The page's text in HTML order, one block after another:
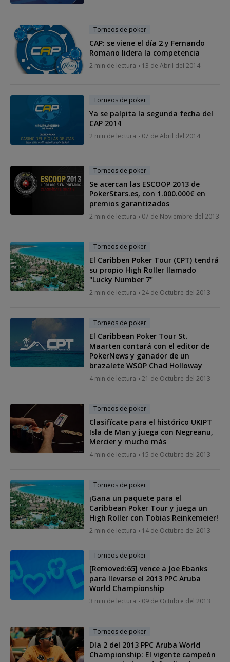
Torneos de poker
CAP: se viene el día 2 y Fernando
Romano lidera la competencia
2 min de lectura 13 de Abril del 2014
Torneos de poker
Ya se palpita la segunda fecha del
CAP 2014
2 min de lectura 07 de Abril del 2014
Torneos de poker
Se acercan las ESCOOP 2013 de
PokerStars.es, con 1.000.000€ en
premios garantizados
2 min de lectura 07 de Noviembre del 2013
Torneos de poker
El Caribben Poker Tour (CPT) tendrá
su propio High Roller llamado
"Lucky Number 7"
2 min de lectura 24 de Octubre del 2013
Torneos de poker
El Caribbean Poker Tour St.
Maarten contará con el editor de
PokerNews y ganador de un
brazalete WSOP Chad Holloway
4 min de lectura 21 de Octubre del 2013
Torneos de poker
Clasifícate para el histórico UKIPT
Isla de Man y juega con Negreanu,
Mercier y mucho más
4 min de lectura 15 de Octubre del 2013
Torneos de poker
¡Gana un paquete para el
Caribbean Poker Tour y juega un
High Roller con Tobias Reinkemeier!
2 min de lectura 14 de Octubre del 2013
Torneos de poker
[Removed:65] vence a Joe Ebanks
para llevarse el 2013 PPC Aruba
World Championship
3 min de lectura 09 de Octubre del 2013
Torneos de poker
Día 2 del 2013 PPC Aruba World
Championship: El vigente campeón